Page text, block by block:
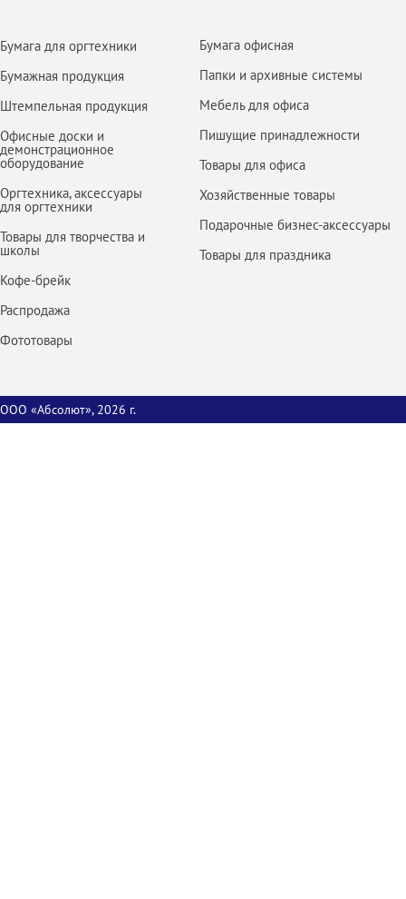
Бумага для оргтехники
Бумажная продукция
Штемпельная продукция
Офисные доски и
демонстрационное
оборудование
Оргтехника, аксессуары
для оргтехники
Товары для творчества и
школы
Кофе-брейк
Распродажа
Фототовары
Бумага офисная
Папки и архивные системы
Мебель для офиса
Пишущие принадлежности
Товары для офиса
Хозяйственные товары
Подарочные бизнес-аксессуары
Товары для праздника
ООО «Абсолют», 2026 г.